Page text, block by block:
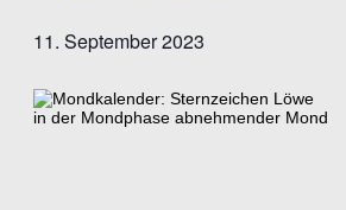
11. September 2023